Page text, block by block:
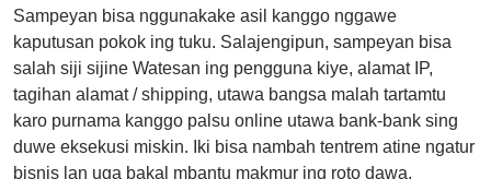
Sampeyan bisa nggunakake asil kanggo nggawe
kaputusan pokok ing tuku. Salajengipun, sampeyan bisa
salah siji sijine Watesan ing pengguna kiye, alamat IP,
tagihan alamat / shipping, utawa bangsa malah tartamtu
karo purnama kanggo palsu online utawa bank-bank sing
duwe eksekusi miskin. Iki bisa nambah tentrem atine ngatur
bisnis lan uga bakal mbantu makmur ing roto dawa.